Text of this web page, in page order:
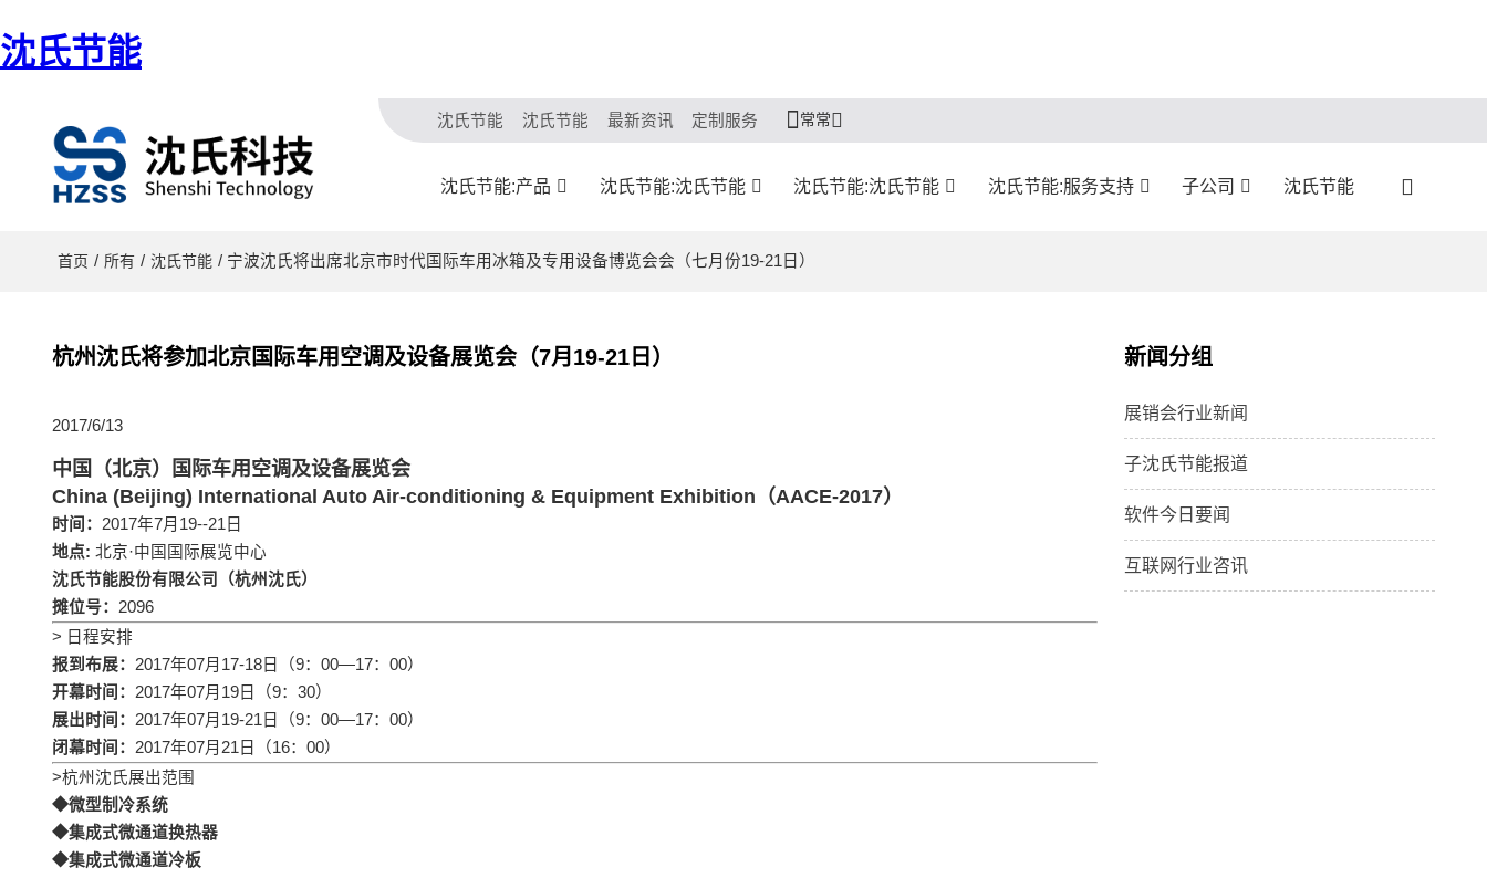
沈氏节能
沈氏节能 沈氏节能 最新资讯 定制服务 常常
沈氏节能:产品 沈氏节能:沈氏节能 沈氏节能:沈氏节能 沈氏节能:服务支持 子公司 沈氏节能
首页 / 所有 / 沈氏节能 / 宁波沈氏将出席北京市时代国际车用冰箱及专用设备博览会会（七月份19-21日）
杭州沈氏将参加北京国际车用空调及设备展览会（7月19-21日）
2017/6/13
中国（北京）国际车用空调及设备展览会
China (Beijing) International Auto Air-conditioning & Equipment Exhibition（AACE-2017）
时间： 2017年7月19--21日
地点: 北京·中国国际展览中心
沈氏节能股份有限公司（杭州沈氏）
摊位号： 2096
> 日程安排
报到布展： 2017年07月17-18日（9：00—17：00）
开幕时间： 2017年07月19日（9：30）
展出时间： 2017年07月19-21日（9：00—17：00）
闭幕时间： 2017年07月21日（16：00）
>杭州沈氏展出范围
◆微型制冷系统
◆集成式微通道换热器
◆集成式微通道冷板
新闻分组
展销会行业新闻
子沈氏节能报道
软件今日要闻
互联网行业咨讯